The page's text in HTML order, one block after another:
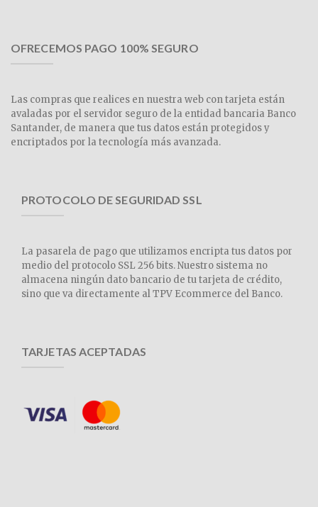
OFRECEMOS PAGO 100% SEGURO
Las compras que realices en nuestra web con tarjeta están
avaladas por el servidor seguro de la entidad bancaria Banco
Santander, de manera que tus datos están protegidos y
encriptados por la tecnología más avanzada.
PROTOCOLO DE SEGURIDAD SSL
La pasarela de pago que utilizamos encripta tus datos por
medio del protocolo SSL 256 bits. Nuestro sistema no
almacena ningún dato bancario de tu tarjeta de crédito,
sino que va directamente al TPV Ecommerce del Banco.
TARJETAS ACEPTADAS